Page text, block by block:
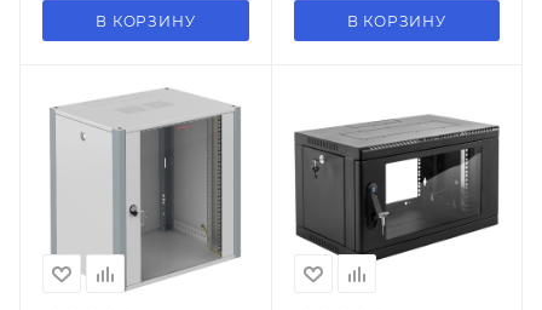
В КОРЗИНУ
200мм IP20 металл
В КОРЗИНУ